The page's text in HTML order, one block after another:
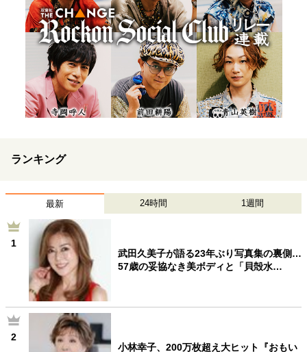
ランキング
最新 24時間 1週間
1
武田久美子が語る23年ぶり写真集の裏側…
57歳の妥協なき美ボディと「貝殻水…
2
小林幸子、200万枚超え大ヒット『おもい